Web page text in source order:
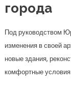
города
Под руководством
изменения в своей
новые здания,
комфортные условия